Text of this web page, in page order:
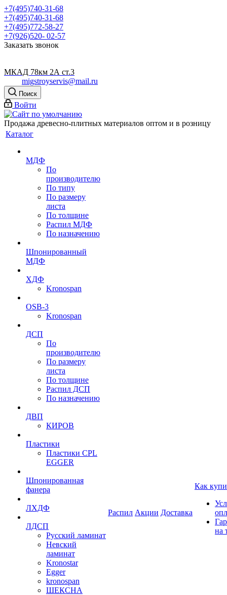
+7(495)740-31-68
+7(495)740-31-68
+7(495)772-58-27
+7(926)520- 02-57
Заказать звонок
МКАД 78км 2А ст.3
migstroyservis@mail.ru
Поиск
Войти
Продажа древесно-плитных материалов оптом и в розницу
Каталог
МДФ
По
производителю
По типу
По размеру
листа
По толщине
Распил МДФ
По назначению
Шпонированный
МДФ
ХДФ
Kronospan
OSB-3
Kronospan
ДСП
По
производителю
По размеру
листа
По толщине
Распил ДСП
По назначению
ДВП
КИРОВ
Пластики
Пластики CPL
EGGER
Шпонированная
фанера
ЛХДФ
ЛДСП
Русский ламинат
Невский
ламинат
Kronostar
Egger
kronospan
ШЕКСНА
Распил Акции Доставка
Как
на